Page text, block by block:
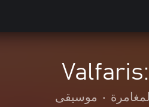
• موسيقى